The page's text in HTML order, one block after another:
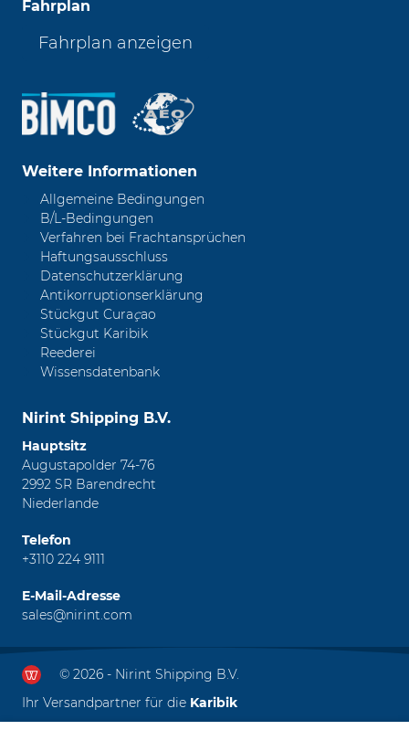
Fahrplan
Fahrplan anzeigen
Weitere Informationen
Allgemeine Bedingungen
B/L-Bedingungen
Verfahren bei Frachtansprüchen
Haftungsausschluss
Datenschutzerklärung
Antikorruptionserklärung
Stückgut Curaçao
Stückgut Karibik
Reederei
Wissensdatenbank
Nirint Shipping B.V.
Hauptsitz
Augustapolder 74-76
2992 SR Barendrecht
Niederlande
Telefon
+3110 224 9111
E-Mail-Adresse
sales@nirint.com
© 2026 - Nirint Shipping B.V.
Ihr Versandpartner für die Karibik